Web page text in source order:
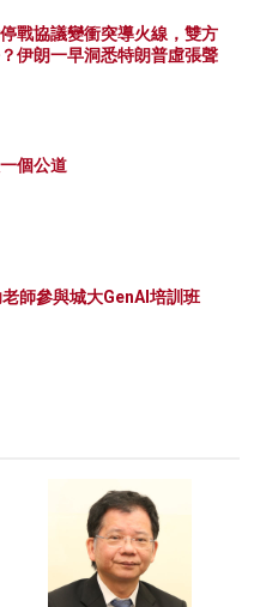
戰協議變衝突導火線，雙方
伊朗一早洞悉特朗普虛張聲
個公道
師參與城大GenAI培訓班